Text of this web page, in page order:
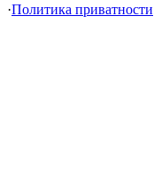
·Политика приватности